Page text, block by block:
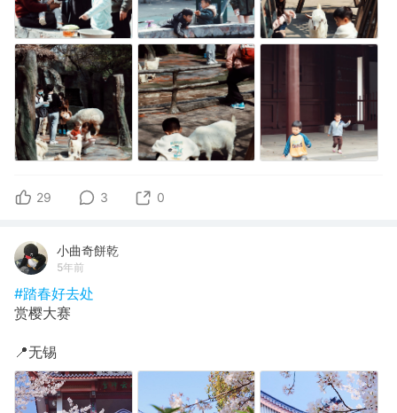
29 3 0
小曲奇餅乾
5年前
#踏春好去处
赏樱大赛
📍无锡